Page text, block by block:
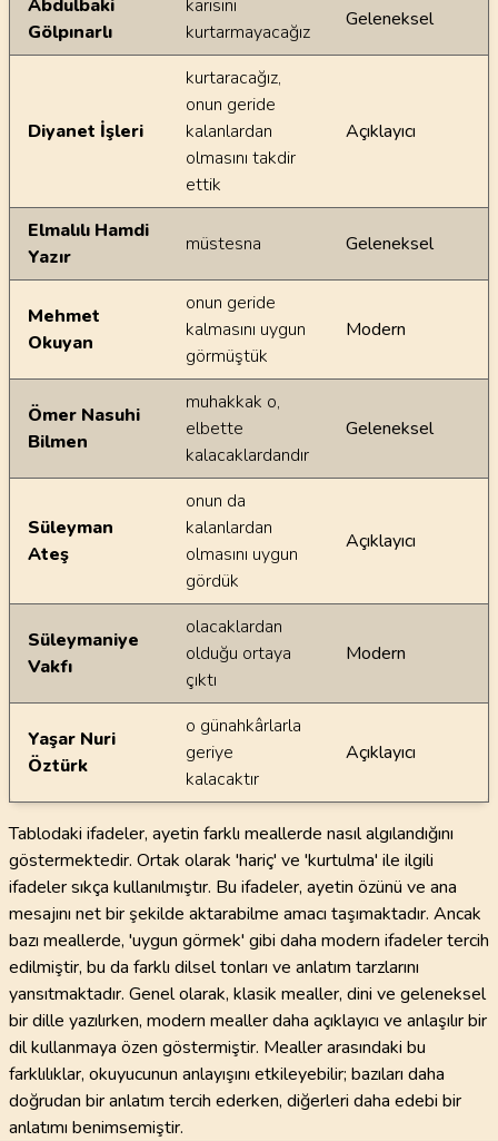
Abdulbaki
Gölpınarlı
karısını
kurtarmayacağız
Geleneksel
Diyanet İşleri
kurtaracağız,
onun geride
kalanlardan
olmasını takdir
ettik
Açıklayıcı
Elmalılı Hamdi
Yazır
müstesna Geleneksel
Mehmet
Okuyan
onun geride
kalmasını uygun
görmüştük
Modern
Ömer Nasuhi
Bilmen
muhakkak o,
elbette
kalacaklardandır
Geleneksel
Süleyman
Ateş
onun da
kalanlardan
olmasını uygun
gördük
Açıklayıcı
Süleymaniye
Vakfı
olacaklardan
olduğu ortaya
çıktı
Modern
Yaşar Nuri
Öztürk
o günahkârlarla
geriye
kalacaktır
Açıklayıcı
Tablodaki ifadeler, ayetin farklı meallerde nasıl algılandığını
göstermektedir. Ortak olarak 'hariç' ve 'kurtulma' ile ilgili
ifadeler sıkça kullanılmıştır. Bu ifadeler, ayetin özünü ve ana
mesajını net bir şekilde aktarabilme amacı taşımaktadır. Ancak
bazı meallerde, 'uygun görmek' gibi daha modern ifadeler tercih
edilmiştir, bu da farklı dilsel tonları ve anlatım tarzlarını
yansıtmaktadır. Genel olarak, klasik mealler, dini ve geleneksel
bir dille yazılırken, modern mealler daha açıklayıcı ve anlaşılır bir
dil kullanmaya özen göstermiştir. Mealler arasındaki bu
farklılıklar, okuyucunun anlayışını etkileyebilir; bazıları daha
doğrudan bir anlatım tercih ederken, diğerleri daha edebi bir
anlatımı benimsemiştir.